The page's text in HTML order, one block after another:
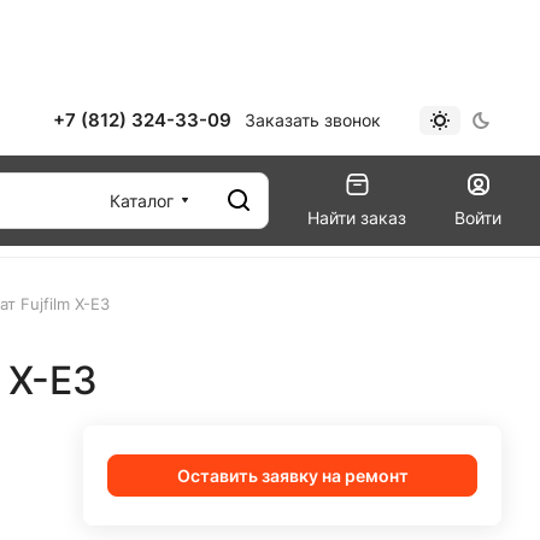
+7 (812) 324-33-09 Заказать звонок
Каталог
Найти заказ
Войти
Fujfilm X-E3
E3
Оставить заявку на ремонт